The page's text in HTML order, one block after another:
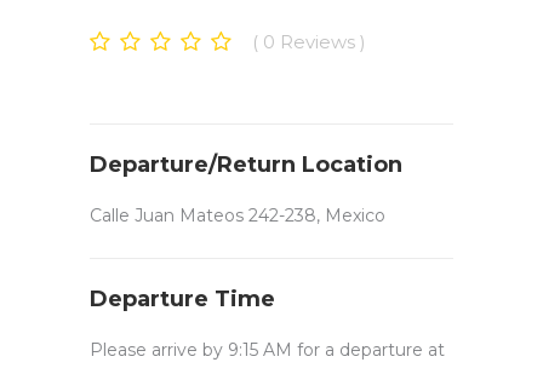
0 Reviews
Departure/Return Location
Calle Juan Mateos 242-238, Mexico
Departure Time
Please arrive by 9:15 AM for a departure at